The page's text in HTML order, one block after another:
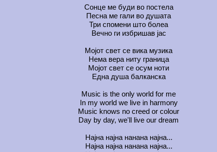
Сонце ме буди во постела
Песна ме гали во душата
Три спомени што болеа
Вечно ги избришав јас
Мојот свет се вика музика
Нема вера ниту граница
Мојот свет се осум ноти
Една душа балканска
Music is the only world for me
In my world we live in harmony
Music knows no creed or colour
Day by day, we'll live our dream
Најна најна нанана најна...
Најна најна нанана најна...